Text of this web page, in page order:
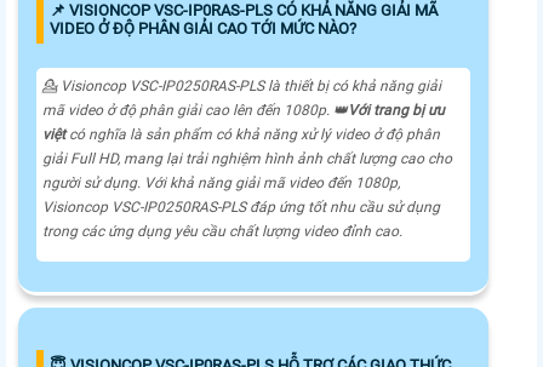
📌 VISIONCOP VSC-IP0RAS-PLS CÓ KHẢ NĂNG GIẢI MÃ
VIDEO Ở ĐỘ PHÂN GIẢI CAO TỚI MỨC NÀO?
💁 Visioncop VSC-IP0250RAS-PLS là thiết bị có khả năng giải
mã video ở độ phân giải cao lên đến 1080p. 👑Với trang bị ưu
việtcó nghĩa là sản phẩm có khả năng xử lý video ở độ phân
giải Full HD, mang lại trải nghiệm hình ảnh chất lượng cao cho
người sử dụng. Với khả năng giải mã video đến 1080p,
Visioncop VSC-IP0250RAS-PLS đáp ứng tốt nhu cầu sử dụng
trong các ứng dụng yêu cầu chất lượng video đỉnh cao.